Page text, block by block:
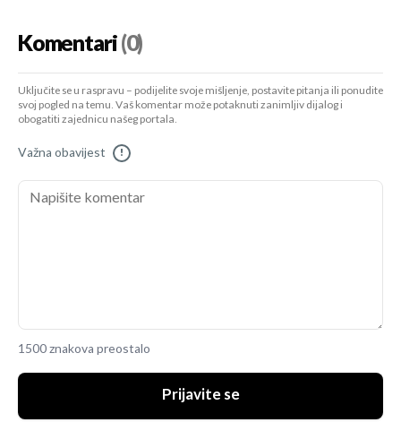
Komentari(0)
Uključite se u raspravu – podijelite svoje mišljenje, postavite pitanja ili ponudite
svoj pogled na temu. Vaš komentar može potaknuti zanimljiv dijalog i
obogatiti zajednicu našeg portala.
Važna obavijest !
1500 znakova preostalo
Prijavite se